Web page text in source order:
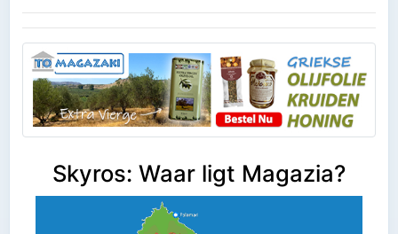
Skyros: Waar ligt Magazia?